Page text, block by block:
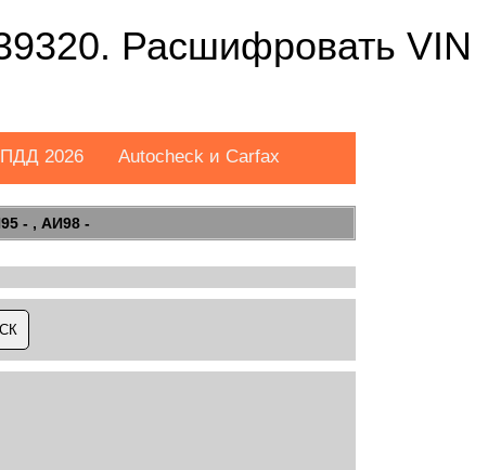
Расшифровать VIN
ПДД 2026 Autocheck и Carfax
- , АИ98 -